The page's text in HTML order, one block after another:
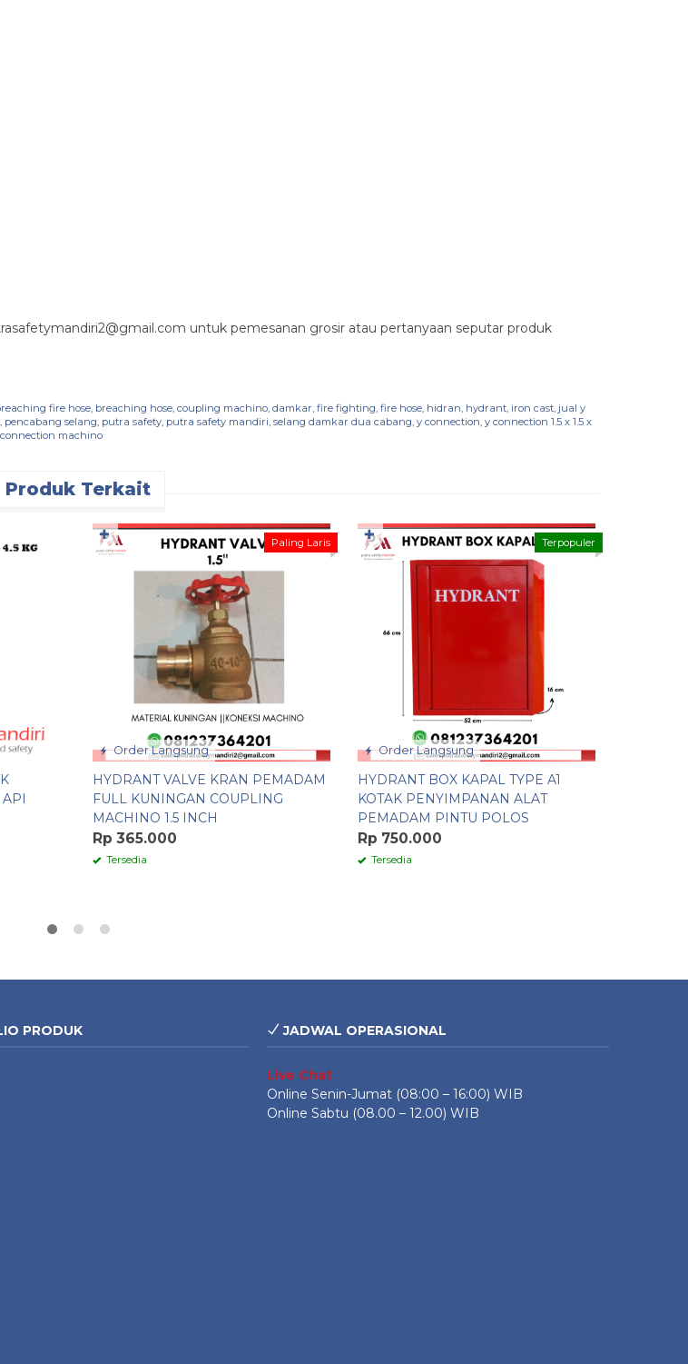
untuk pemesanan grosir atau pertanyaan seputar produk
fire hose breaching hose coupling machino damkar fire fighting fire hose hidran hydrant iron cast jual y
pencabang selang putra safety putra safety mandiri selang damkar dua cabang y connection y connection 1.5 x 1.5 x
machino
Produk Terkait
Order Langsung
Paling Laris
HYDRANT VALVE KRAN PEMADAM
FULL KUNINGAN COUPLING
MACHINO 1.5 INCH
Rp 365.000
Tersedia
✚
Order Langsung
Terpopuler
HYDRANT BOX KAPAL TYPE A1
KOTAK PENYIMPANAN ALAT
PEMADAM PINTU POLOS
Rp 750.000
Tersedia
✚
PRODUK JADWAL OPERASIONAL
Live Chat
Online Senin-Jumat (08:00 – 16:00) WIB
Online Sabtu (08.00 – 12.00) WIB